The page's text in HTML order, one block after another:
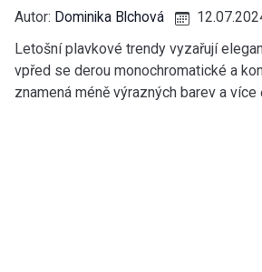
Autor: Dominika Blchová
Letošní plavkové trendy vyzařují
vpřed se derou monochromatické a
znamená méně výrazných barev a více